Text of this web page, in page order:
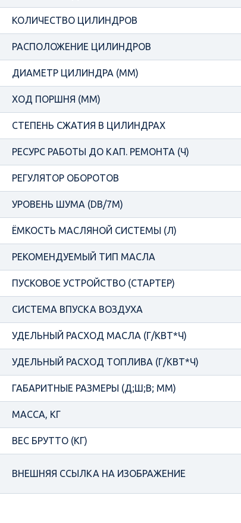
КОЛИЧЕСТВО ЦИЛИНДРОВ
РАСПОЛОЖЕНИЕ ЦИЛИНДРОВ
ДИАМЕТР ЦИЛИНДРА (ММ)
ХОД ПОРШНЯ (ММ)
СТЕПЕНЬ СЖАТИЯ В ЦИЛИНДРАХ
РЕСУРС РАБОТЫ ДО КАП. РЕМОНТА (Ч)
РЕГУЛЯТОР ОБОРОТОВ
УРОВЕНЬ ШУМА (DB/7М)
ЁМКОСТЬ МАСЛЯНОЙ СИСТЕМЫ (Л)
РЕКОМЕНДУЕМЫЙ ТИП МАСЛА
ПУСКОВОЕ УСТРОЙСТВО (СТАРТЕР)
СИСТЕМА ВПУСКА ВОЗДУХА
УДЕЛЬНЫЙ РАСХОД МАСЛА (Г/КВТ*Ч)
УДЕЛЬНЫЙ РАСХОД ТОПЛИВА (Г/КВТ*Ч)
ГАБАРИТНЫЕ РАЗМЕРЫ (Д;Ш;В; ММ)
МАССА, КГ
ВЕС БРУТТО (КГ)
ВНЕШНЯЯ ССЫЛКА НА ИЗОБРАЖЕНИЕ